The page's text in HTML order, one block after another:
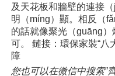
及天花板和牆壁的連接
明（míng）顯。相反（
的話就像聚光（guāng
可。 鏈接：環保家裝“八
障
您也可以在微信中搜索”